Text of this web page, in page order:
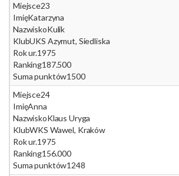
Miejsce23
ImięKatarzyna
NazwiskoKulik
KlubUKS Azymut, Siedliska
Rok ur.1975
Ranking187.500
Suma punktów1500
Miejsce24
ImięAnna
NazwiskoKlaus Uryga
KlubWKS Wawel, Kraków
Rok ur.1975
Ranking156.000
Suma punktów1248